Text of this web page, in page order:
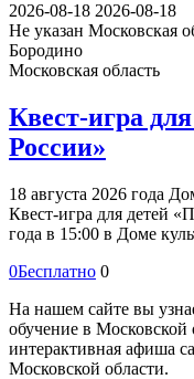
2026-08-18 2026-08-18
Не указан Московская
Бородино
Московская область
Квест-игра
России»
18 августа 2026 года
Квест-игра для детей
года в 15:00 в Доме
0Бесплатно 0
На нашем сайте вы
обучение в
интерактивная афиша
Московской области.